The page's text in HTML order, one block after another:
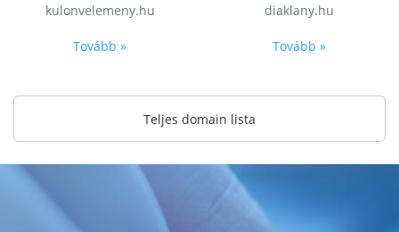
kulonvelemeny.hu
Tovább »
diaklany.hu
Tovább »
Teljes domain lista